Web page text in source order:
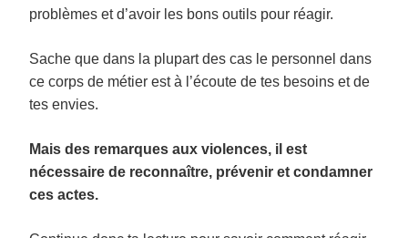
problèmes et d’avoir les bons outils pour réagir.
Sache que dans la plupart des cas le personnel dans
ce corps de métier est à l’écoute de tes besoins et de
tes envies.
Mais des remarques aux violences, il est
nécessaire de reconnaître, prévenir et condamner
ces actes.